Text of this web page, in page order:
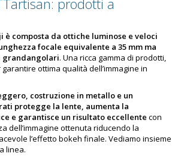
prodotti a
è composta da ottiche luminose e veloci
focale equivalente a 35 mm ma
grandangolari. Una ricca gamma di prodotti,
ottima qualità dell’immagine in
costruzione in metallo e un
protegge la lente, aumenta la
e garantisce un risultato eccellente con
dell’immagine ottenuta riducendo la
l’effetto bokeh finale. Vediamo insieme
linea.